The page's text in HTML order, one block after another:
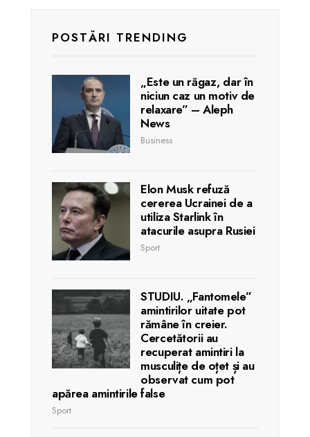
POSTĂRI TRENDING
„Este un răgaz, dar în
niciun caz un motiv de
relaxare” – Aleph
News
Business
Elon Musk refuză
cererea Ucrainei de a
utiliza Starlink în
atacurile asupra Rusiei
Sport
STUDIU. „Fantomele”
amintirilor uitate pot
rămâne în creier.
Cercetătorii au
recuperat amintiri la
musculițe de oțet și au
observat cum pot
apărea amintirile false
Sport